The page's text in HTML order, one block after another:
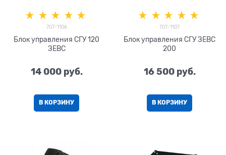
707-1106
Блок управления СГУ 120
ЗЕВС
14 000 руб.
В КОРЗИНУ
707-1107
Блок управления СГУ ЗЕВС
200
16 500 руб.
В КОРЗИНУ